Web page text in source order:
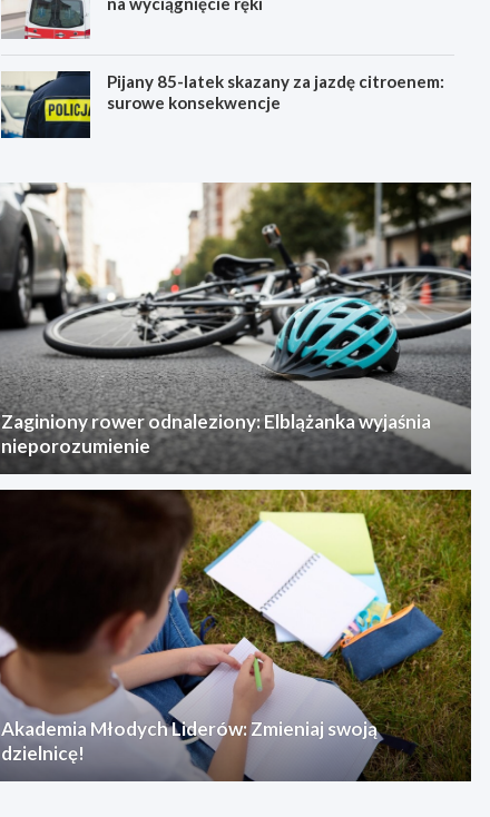
Pijany 85-latek skazany za jazdę citroenem:
surowe konsekwencje
Zaginiony rower odnaleziony: Elblążanka wyjaśnia
nieporozumienie
Akademia Młodych Liderów: Zmieniaj swoją
dzielnicę!